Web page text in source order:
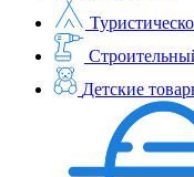
Детские